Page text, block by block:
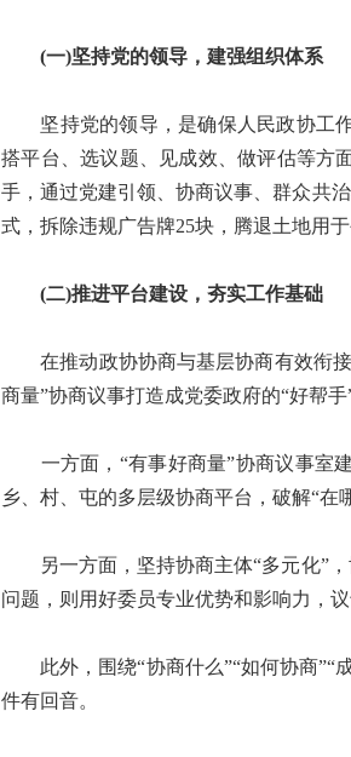
(一)坚持党的领导，建强组织体系
坚持党的领导，是确保人民政协工作
搭平台、选议题、见成效、做评估等方
手，通过党建引领、协商议事、群众共
式，拆除违规广告牌25块，腾退土地用
(二)推进平台建设，夯实工作基础
在推动政协协商与基层协商有效衔接
商量”协商议事打造成党委政府的“好帮
一方面，“有事好商量”协商议事室建
乡、村、屯的多层级协商平台，破解“在
另一方面，坚持协商主体“多元化”，
问题，则用好委员专业优势和影响力，
此外，围绕“协商什么”“如何协商”“
件有回音。